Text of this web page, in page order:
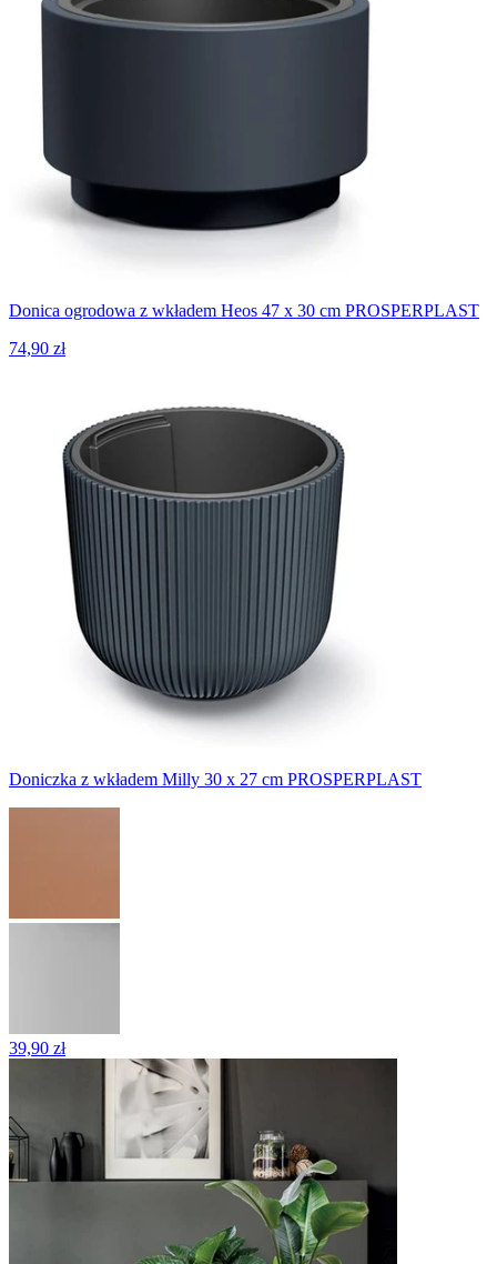
Donica ogrodowa z wkładem Heos 47 x 30 cm PROSPERPLAST
74,90 zł
Doniczka z wkładem Milly 30 x 27 cm PROSPERPLAST
39,90 zł